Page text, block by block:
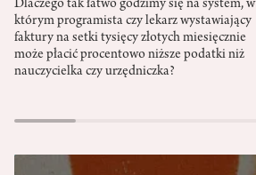
Dlaczego tak łatwo godzimy się na system, w
którym programista czy lekarz wystawiający
faktury na setki tysięcy złotych miesięcznie
może płacić procentowo niższe podatki niż
nauczycielka czy urzędniczka?